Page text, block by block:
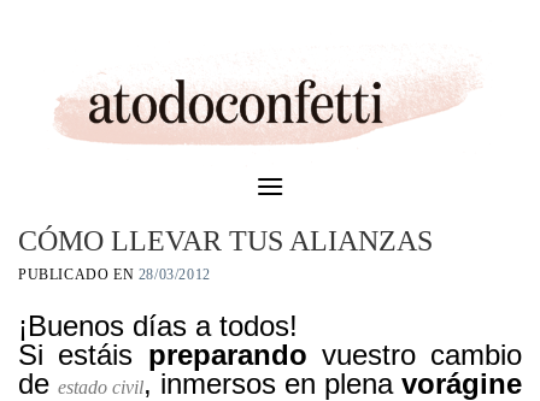
CÓMO LLEVAR TUS ALIANZAS
PUBLICADO EN 28/03/2012
¡Buenos días a todos!
Si estáis preparando vuestro cambio
de estado civil, inmersos en plena vorágine